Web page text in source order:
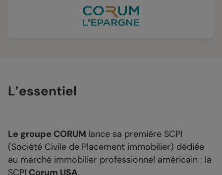
L’essentiel
Le groupe CORUM lance sa première SCPI
(Société Civile de Placement immobilier) dédiée
au marché immobilier professionnel américain : la